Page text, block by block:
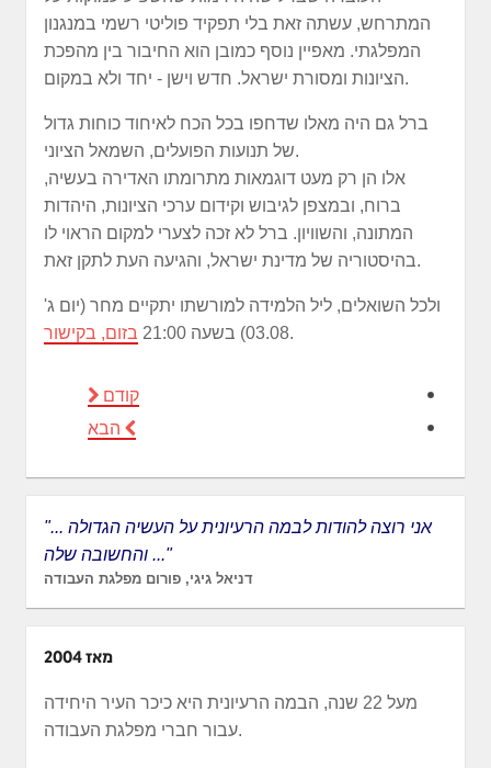
המתרחש, עשתה זאת בלי תפקיד פוליטי רשמי במנגנון
המפלגתי. מאפיין נוסף כמובן הוא החיבור בין מהפכת
הציונות ומסורת ישראל. חדש וישן - יחד ולא במקום.
ברל גם היה מאלו שדחפו בכל הכח לאיחוד כוחות גדול
של תנועות הפועלים, השמאל הציוני.
אלו הן רק מעט דוגמאות מתרומתו האדירה בעשיה,
ברוח, ובמצפן לגיבוש וקידום ערכי הציונות, היהדות
המתונה, והשוויון. ברל לא זכה לצערי למקום הראוי לו
בהיסטוריה של מדינת ישראל, והגיעה העת לתקן זאת.
ולכל השואלים, ליל הלמידה למורשתו יתקיים מחר (יום ג'
03.08) בשעה 21:00
בזום, בקישור .
קודם
הבא
"... אני רוצה להודות לבמה הרעיונית על העשיה הגדולה
והחשובה שלה ..."
דניאל גיגי, פורום מפלגת העבודה
מאז 2004
מעל 22 שנה, הבמה הרעיונית היא כיכר העיר היחידה
עבור חברי מפלגת העבודה.